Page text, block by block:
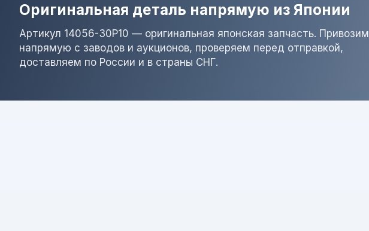
Оригинальная деталь напрямую из Японии
Артикул 14056-30P10 — оригинальная японская запчасть. Привозим
напрямую с заводов и аукционов, проверяем перед отправкой,
доставляем по России и в страны СНГ.